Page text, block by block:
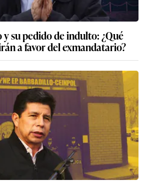
su pedido de indulto: ¿Qué
acciones se seguirán a favor del exmandatario?